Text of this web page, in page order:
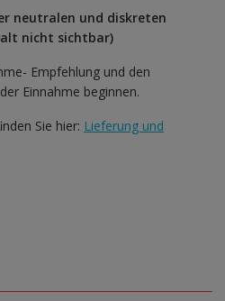
neutralen und diskreten
nicht sichtbar)
Empfehlung und den
Einnahme beginnen.
Sie hier: Lieferung und